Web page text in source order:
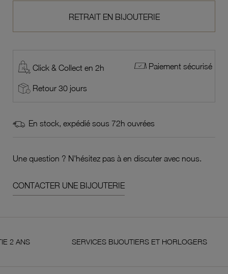
RETRAIT EN BIJOUTERIE
Click & Collect en 2h Paiement sécurisé
Retour 30 jours
En stock, expédié sous 72h ouvrées
Une question ? N'hésitez pas à en discuter avec nous.
CONTACTER UNE BIJOUTERIE
SERVICES BIJOUTIERS ET HORLOGERS